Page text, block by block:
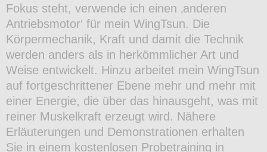
Fokus steht, verwende ich einen ‚anderen
Antriebsmotor‘ für mein WingTsun. Die
Körpermechanik, Kraft und damit die Technik
werden anders als in herkömmlicher Art und
Weise entwickelt. Hinzu arbeitet mein WingTsun
auf fortgeschrittener Ebene mehr und mehr mit
einer Energie, die über das hinausgeht, was mit
reiner Muskelkraft erzeugt wird. Nähere
Erläuterungen und Demonstrationen erhalten
Sie in einem kostenlosen Probetraining in